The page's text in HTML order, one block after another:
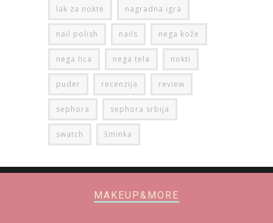
lak za nokte nagradna igra
nail polish nails nega kože
nega lica nega tela nokti
puder recenzija review
sephora sephora srbija
swatch šminka
MAKEUP&MORE